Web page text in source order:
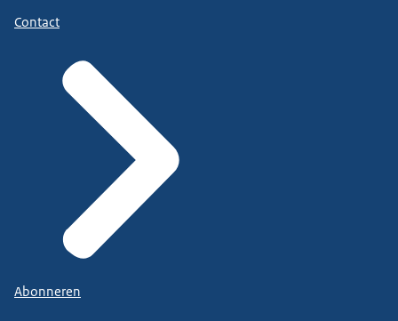
Contact
Abonneren